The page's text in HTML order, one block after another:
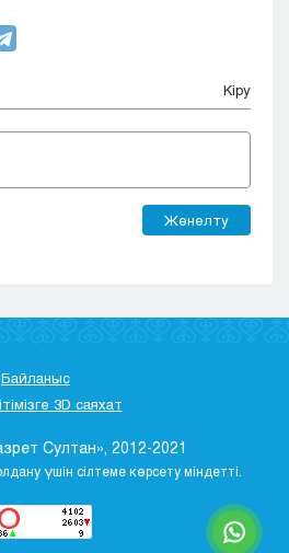
Кіру
Жөнелту
Байланыс
3D саяхат
Султан», 2012-2021
үшін сілтеме көрсету міндетті.